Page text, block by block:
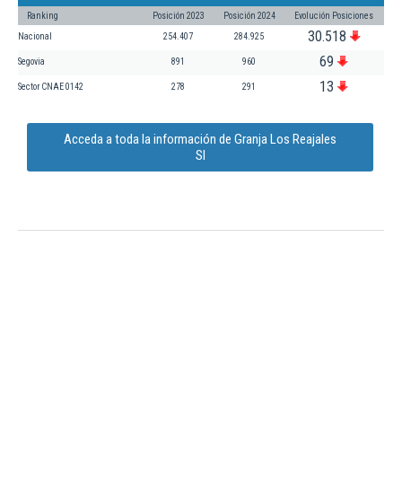
Ranking Posición 2023 Posición 2024 Evolución Posiciones
Nacional 254.407 284.925 30.518
Segovia 891 960 69
Sector CNAE 0142 278 291 13
Acceda a toda la información de Granja Los Reajales
Sl